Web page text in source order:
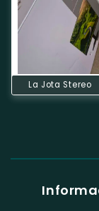
La Jota Stereo